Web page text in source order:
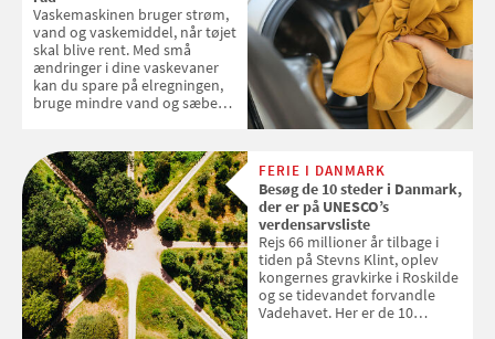
2026
Vaskemaskinen bruger strøm,
vand og vaskemiddel, når tøjet
skal blive rent. Med små
ændringer i dine vaskevaner
kan du spare på elregningen,
bruge mindre vand og sæbe
enkle råd til at spare penge på
tøjvasken
FERIE I DANMARK
Besøg de 10 steder i Danmark,
der er på UNESCO’s
verdensarvsliste
Rejs 66 millioner år tilbage i
tiden på Stevns Klint, oplev
kongernes gravkirke i Roskilde
og se tidevandet forvandle
Vadehavet. Her er de 10